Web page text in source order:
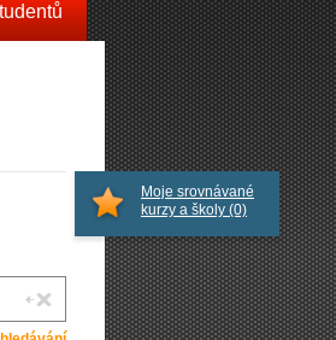
Moje srovnávané
kurzy a školy (0)